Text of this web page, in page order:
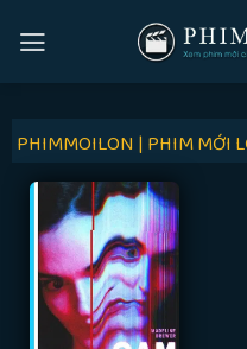
PHIMMOILON | PHIM MỚI